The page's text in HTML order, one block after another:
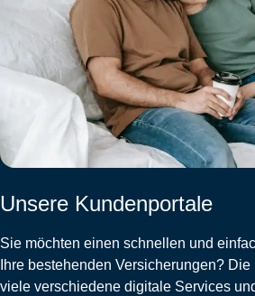
Unsere Kundenportale
Sie möchten einen schnellen und
Ihre bestehenden Versicherungen?
viele verschiedene digitale Services